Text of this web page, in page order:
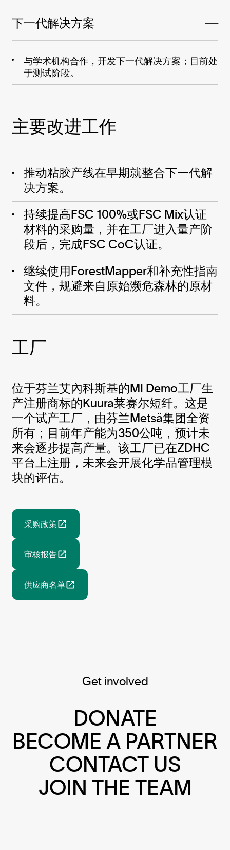
下一代解决方案
与学术机构合作，开发下一代解决方案；目前处
于测试阶段。
主要改进工作
推动粘胶产线在早期就整合下一代解
决方案。
持续提高FSC 100%或FSC Mix认证
材料的采购量，并在工厂进入量产阶
段后，完成FSC CoC认证。
继续使用 ForestMapper和补充性指南
文件，规避来自原始濒危森林的原材
料。
工厂
位于芬兰艾內科斯基的MI Demo工厂生
产注册商标的Kuura莱赛尔短纤。这是
一个试产工厂，由芬兰Metsä集团全资
所有；目前年产能为350公吨，预计未
来会逐步提高产量。该工厂已在ZDHC
平台上注册，未来会开展化学品管理模
块的评估。
采购政策
审核报告
供应商名单
Get involved
DONATE
BECOME A PARTNER
CONTACT US
JOIN THE TEAM